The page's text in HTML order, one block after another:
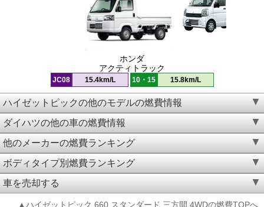
ホンダ
アクティトラック
JC08 15.4km/L 10・15 15.8km/L
ハイゼットピックの他のモデルの燃費情報
ダイハツの他の車の燃費情報
他のメーカーの燃費ランキング
ボディタイプ別燃費ランキング
車を売却する
▲ハイゼットピック 660 スタンダード 三方開 4WDの燃費TOPへ